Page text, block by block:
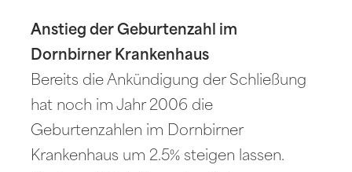
Anstieg der Geburtenzahl im
Dornbirner Krankenhaus
Bereits die Ankündigung der Schließung
hat noch im Jahr 2006 die
Geburtenzahlen im Dornbirner
Krankenhaus um 2.5% steigen lassen.